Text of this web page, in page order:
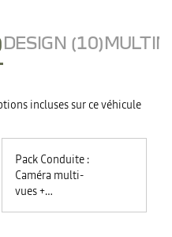
DESIGN (10)
incluses sur ce véhicule
Pack Conduite :
Caméra multi-
vues +